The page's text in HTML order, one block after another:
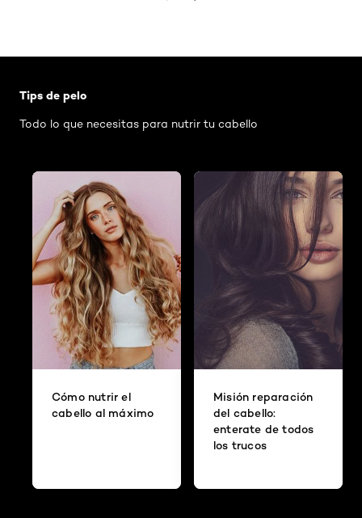
Tips de pelo
Todo lo que necesitas para nutrir tu cabello
Cómo nutrir el
cabello al máximo
Misión reparación
del cabello:
enterate de todos
los trucos